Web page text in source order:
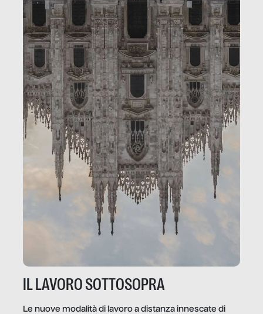
IL LAVORO SOTTOSOPRA
Le nuove modalità di lavoro a distanza innescate di